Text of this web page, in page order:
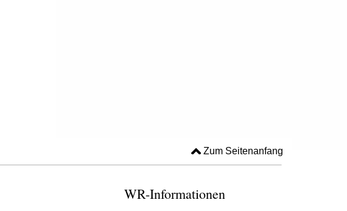
Zum Seitenanfang
WR-Informationen